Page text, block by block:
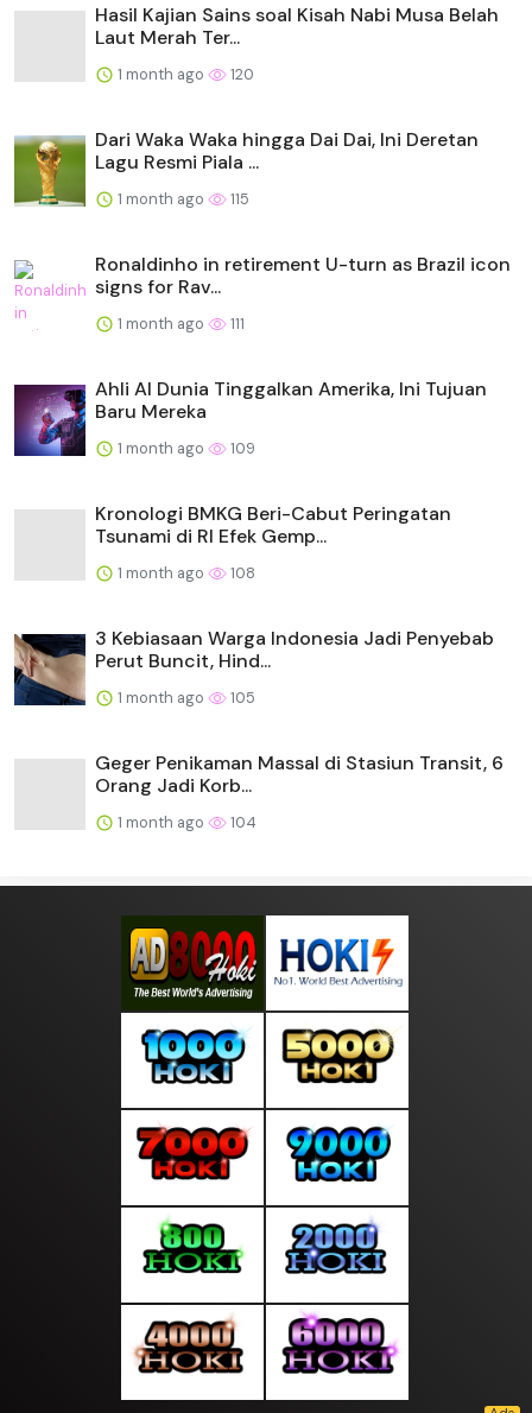
Hasil Kajian Sains soal Kisah Nabi Musa Belah
Laut Merah Ter...
1 month ago 120
Dari Waka Waka hingga Dai Dai, Ini Deretan
Lagu Resmi Piala ...
1 month ago 115
Ronaldinho in retirement U-turn as Brazil icon
signs for Rav...
1 month ago 111
Ahli AI Dunia Tinggalkan Amerika, Ini Tujuan
Baru Mereka
1 month ago 109
Kronologi BMKG Beri-Cabut Peringatan
Tsunami di RI Efek Gemp...
1 month ago 108
3 Kebiasaan Warga Indonesia Jadi Penyebab
Perut Buncit, Hind...
1 month ago 105
Geger Penikaman Massal di Stasiun Transit, 6
Orang Jadi Korb...
1 month ago 104